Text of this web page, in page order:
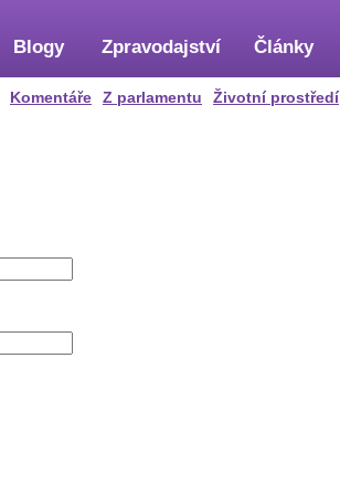
Komentáře Z parlamentu Životní prostředí
Blogy Zpravodajství Články